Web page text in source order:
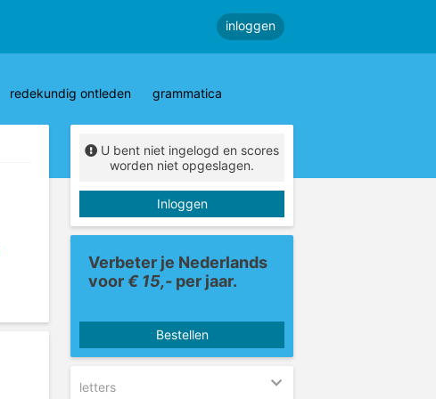
inloggen
redekundig ontleden grammatica
U bent niet ingelogd en scores
worden niet opgeslagen.
Inloggen
Verbeter je Nederlands
voor€ 15,- per jaar.
Bestellen
letters